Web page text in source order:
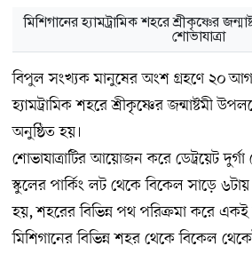
মিশিগানের হ্যামট্রামিক শহরে শ্রীকৃষ্ণের
শোভাযাত্রা
বিপুল সংখ্যক মানুষের অংশ গ্রহণে ২০
হ্যামট্রামিক শহরে শ্রীকৃষ্ণের জন্মাষ্টমী
অনুষ্ঠিত হয়।
শোভাযাত্রাটির আয়োজন করে ডেট্রয়েট দুর্গা
স্কুলের পার্কিং লট থেকে বিকেল সাড়ে
হয়, শহরের বিভিন্ন পথ পরিক্রমা করে একই
মিশিগানের বিভিন্ন শহর থেকে বিকেল